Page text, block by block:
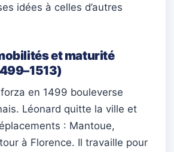
idées à celles d’autres
et maturité
en 1499 bouleverse
Léonard quitte la ville et
: Mantoue,
à Florence. Il travaille pour